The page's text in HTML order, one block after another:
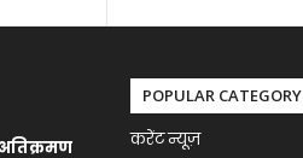
POPULAR CATEGORY
करेंट न्यूज़